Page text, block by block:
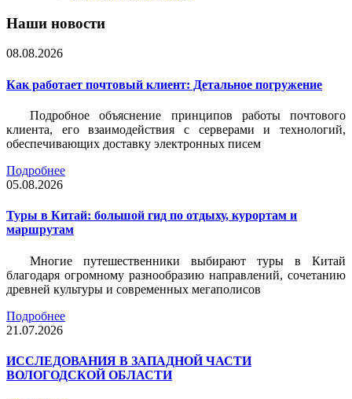
Наши новости
08.08.2026
Как работает почтовый клиент: Детальное погружение
Подробное объяснение принципов работы почтового
клиента, его взаимодействия с серверами и технологий,
обеспечивающих доставку электронных писем
Подробнее
05.08.2026
Туры в Китай: большой гид по отдыху, курортам и
маршрутам
Многие путешественники выбирают туры в Китай
благодаря огромному разнообразию направлений, сочетанию
древней культуры и современных мегаполисов
Подробнее
21.07.2026
ИССЛЕДОВАНИЯ В ЗАПАДНОЙ ЧАСТИ
ВОЛОГОДСКОЙ ОБЛАСТИ